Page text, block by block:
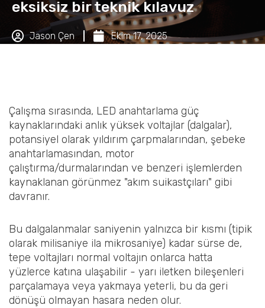
eksiksiz bir teknik kılavuz
Jason Çen Ekim 17, 2025
Çalışma sırasında, LED anahtarlama güç
kaynaklarındaki anlık yüksek voltajlar (dalgalar),
potansiyel olarak yıldırım çarpmalarından, şebeke
anahtarlamasından, motor
çalıştırma/durmalarından ve benzeri işlemlerden
kaynaklanan görünmez "akım suikastçıları" gibi
davranır.
Bu dalgalanmalar saniyenin yalnızca bir kısmı (tipik
olarak milisaniye ila mikrosaniye) kadar sürse de,
tepe voltajları normal voltajın onlarca hatta
yüzlerce katına ulaşabilir - yarı iletken bileşenleri
parçalamaya veya yakmaya yeterli, bu da geri
dönüşü olmayan hasara neden olur.